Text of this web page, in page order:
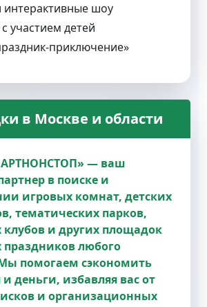
шоу
участием детей
в Москве и области
— ваш
в поиске и
игровых комнат, детских
тематических парков,
клубов и других площадок
праздников любого
помогаем сэкономить
деньги, избавляя вас от
и организационных